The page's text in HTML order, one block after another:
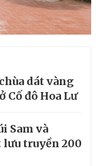
dát vàng
đô Hoa Lư
Sam và
truyền 200